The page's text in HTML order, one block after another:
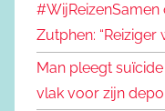
Zutphen:
Man pleegt
vlak voor zijn